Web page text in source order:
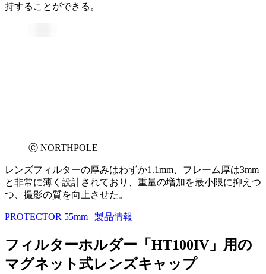
持することができる。
Ⓒ NORTHPOLE
レンズフィルターの厚みはわずか1.1mm、フレーム厚は3mm
と非常に薄く設計されており、重量の増加を最小限に抑えつ
つ、撮影の質を向上させた。
PROTECTOR 55mm | 製品情報
フィルターホルダー「HT100IV」用の
マグネット式レンズキャップ